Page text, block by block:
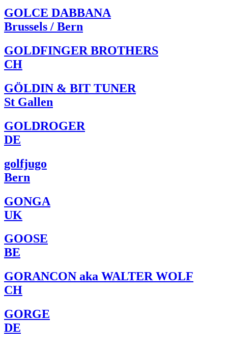
GOLCE DABBANA
Brussels / Bern
GOLDFINGER BROTHERS
CH
GÖLDIN & BIT TUNER
St Gallen
GOLDROGER
DE
golfjugo
Bern
GONGA
UK
GOOSE
BE
GORANCON aka WALTER WOLF
CH
GORGE
DE